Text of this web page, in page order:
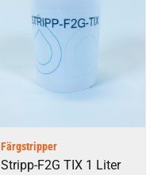
Färgstripper
Stripp-F2G TIX 1 Liter